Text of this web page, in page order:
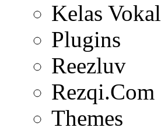
Kelas Vokal
Plugins
Reezluv
Rezqi.Com
Themes